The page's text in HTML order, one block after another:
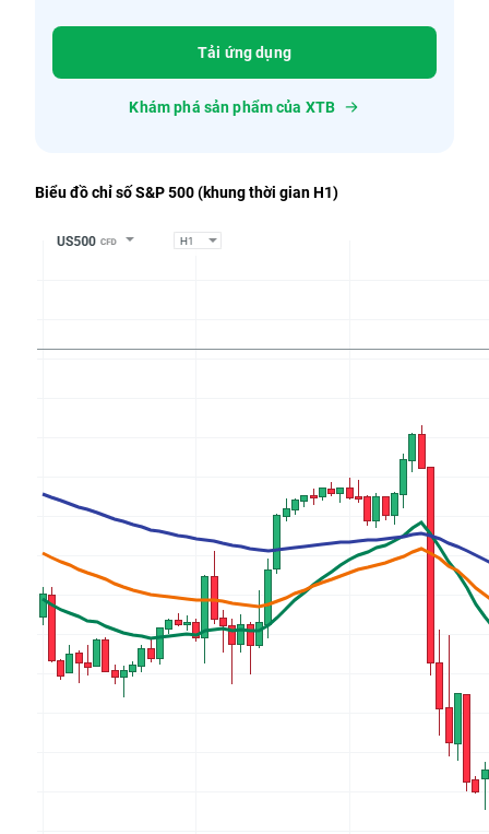
Tải ứng dụng
Khám phá sản phẩm của XTB
Biểu đồ chỉ số S&P 500 (khung thời gian H1)